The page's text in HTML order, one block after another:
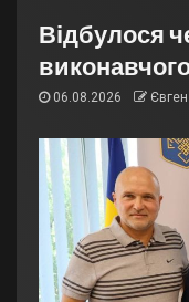
Відбулося
06.08.2026